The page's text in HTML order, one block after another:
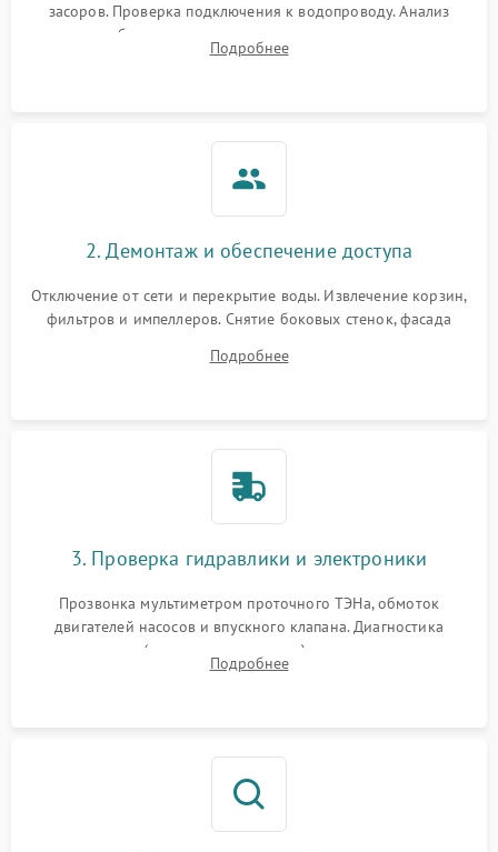
засоров. Проверка подключения к водопроводу. Анализ
жалоб на отсутствие слива, нагрева, вращения
разбрызгивателей или срабатывание системы защиты
Подробнее
2. Демонтаж и обеспечение доступа
Отключение от сети и перекрытие воды. Извлечение корзин,
фильтров и импеллеров. Снятие боковых стенок, фасада
циркуляционному насосу, ТЭНу и сливной помпе.
Подробнее
3. Проверка гидравлики и электроники
Прозвонка мультиметром проточного ТЭНа, обмоток
двигателей насосов и впускного клапана. Диагностика
прессостата (датчика уровня воды), датчика мутности,
концевика дверцы и электронного модуля управления.
Подробнее